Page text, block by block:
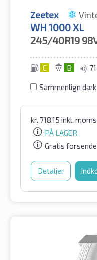
Zeetex
WH 1000 XL
245/40R19
C B
Sammenlign dæk
kr. 718.15 inkl. moms
PÅ LAGER
Gratis
Detaljer